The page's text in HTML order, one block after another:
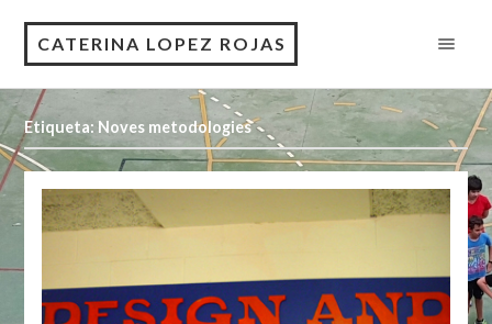
CATERINA LOPEZ ROJAS
Etiqueta: Noves metodologies